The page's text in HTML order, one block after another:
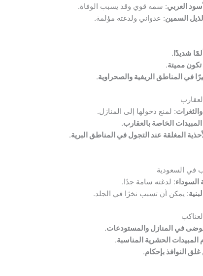
العربي: سمه قوي وقد يسبب الوفاة.
السمين: عدواني ولدغته مؤلمة.
شديدًا.
تكون مميتة.
في المناطق الريفية والصحراوية.
: لمنع دخولها إلى المنازل.
الخاصة بالعقارب.
المغلقة عند التجول في المناطق البرية.
في السعودية
السوداء: لدغته سامة جدًا.
: يمكن أن تسبب نخرًا في الجلد.
في المنازل والمستودعات.
الحشرية المناسبة.
غلق النوافذ بإحكام.